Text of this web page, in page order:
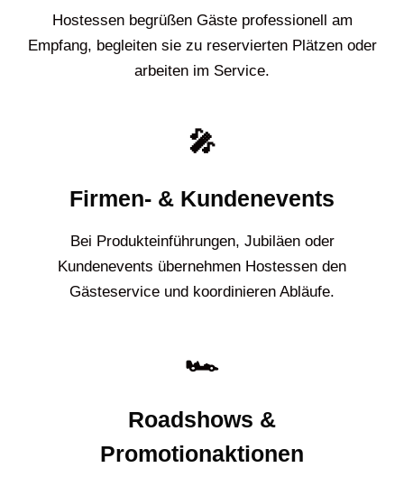
Hostessen begrüßen Gäste professionell am
Empfang, begleiten sie zu reservierten Plätzen oder
arbeiten im Service.
🎤
Firmen- & Kundenevents
Bei Produkteinführungen, Jubiläen oder
Kundenevents übernehmen Hostessen den
Gästeservice und koordinieren Abläufe.
🏎️
Roadshows &
Promotionaktionen